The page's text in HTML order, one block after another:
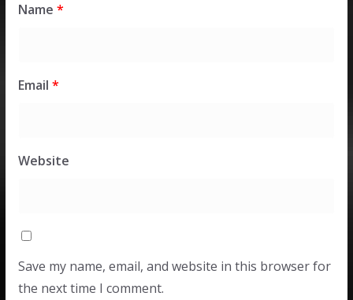
Name *
Email *
Website
Save my name, email, and website in this browser for
the next time I comment.